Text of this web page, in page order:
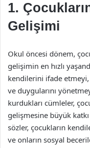
1.
Gelişimi
Okul öncesi dönem,
gelişimin en hızlı
kendilerini ifade
ve duygularını
kurdukları cümleler,
gelişmesine büyük
sözler, çocukların
ve onların sosyal